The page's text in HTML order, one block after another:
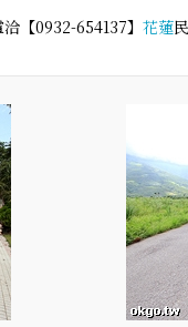
【0932-654137】 花蓮